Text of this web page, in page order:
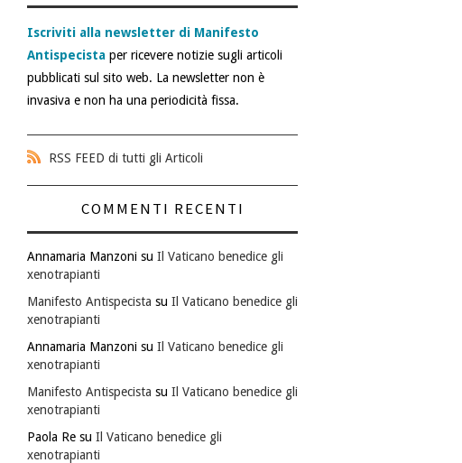
Iscriviti alla newsletter di Manifesto
Antispecista per ricevere notizie sugli articoli
pubblicati sul sito web. La newsletter non è
invasiva e non ha una periodicità fissa.
RSS FEED di tutti gli Articoli
COMMENTI RECENTI
Annamaria Manzoni su Il Vaticano benedice gli
xenotrapianti
Manifesto Antispecista su Il Vaticano benedice gli
xenotrapianti
Annamaria Manzoni su Il Vaticano benedice gli
xenotrapianti
Manifesto Antispecista su Il Vaticano benedice gli
xenotrapianti
Paola Re su Il Vaticano benedice gli
xenotrapianti